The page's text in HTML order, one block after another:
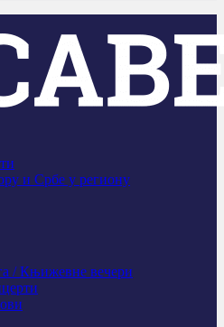
и Србе у региону
/ Књижевне вечери